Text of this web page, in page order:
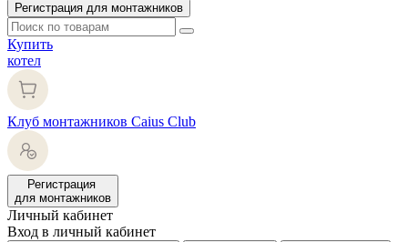
Регистрация для монтажников
Купить
котел
Клуб монтажников Caius Club
Регистрация
для монтажников
Личный кабинет
Вход в личный кабинет